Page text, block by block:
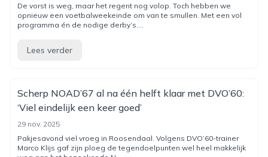
De vorst is weg, maar het regent nog volop. Toch hebben we
opnieuw een voetbalweekeinde om van te smullen. Met een vol
programma én de nodige derby’s....
Lees verder
Scherp NOAD’67 al na één helft klaar met DVO’60:
‘Viel eindelijk een keer goed’
29 nov. 2025
Pakjesavond viel vroeg in Roosendaal. Volgens DVO’60-trainer
Marco Klijs gaf zijn ploeg de tegendoelpunten wel heel makkelijk